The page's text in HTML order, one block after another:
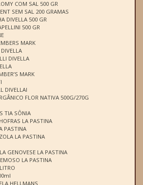
COM SAL 500 GR
SEM SAL 200 GRAMAS
DIVELLA 500 GR
500 GR
MARK
DIVELLA
MARK
DIVELLAI
FLOR NATIVA 500G/270G
TIA SÔNIA
LA PASTINA
PASTINA
LA PASTINA
GENOVESE LA PASTINA
LA PASTINA
HELLMANS